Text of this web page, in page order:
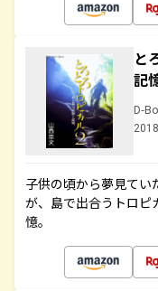
と
記
D-
子供の頃から夢見て
が、島で出合うトロピ
憶。